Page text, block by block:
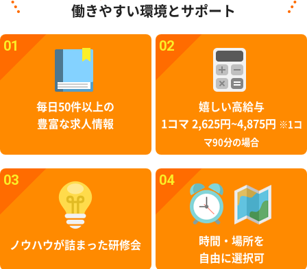
働きやすい環境とサポート
01
毎日50件以上の
豊富な求人情報
02
嬉しい高給与
1コマ 2,625円~4,875円
※1コ
マ90分の場合
03
ノウハウが詰まった研修会
04
時間・場所を
自由に選択可